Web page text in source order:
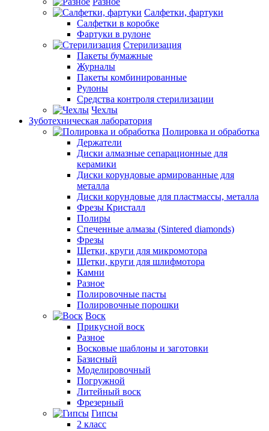
Салфетки, фартуки
Салфетки в коробке
Фартуки в рулоне
Стерилизация
Пакеты бумажные
Журналы
Пакеты комбинированные
Рулоны
Средства контроля стерилизации
Чехлы
Зуботехническая лаборатория
Полировка и обработка
Держатели
Диски алмазные сепарационные для
керамики
Диски корундовые армированные для
металла
Диски корундовые для пластмассы, металла
Фрезы Кристалл
Полиры
Спеченные алмазы (Sintered diamonds)
Фрезы
Щетки, круги для микромотора
Щетки, круги для шлифмотора
Камни
Разное
Полировочные пасты
Полировочные порошки
Воск
Прикусной воск
Разное
Восковые шаблоны и заготовки
Базисный
Моделировочный
Погружной
Литейный воск
Фрезерный
Гипсы
2 класс